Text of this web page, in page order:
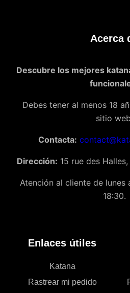
Acerca
Descubre los mejores
Debes tener al menos 18
sitio
Contacta:
Dirección: 15 rue des
Atención al cliente de lunes
18:30.
Enlaces útiles
Katana
Rastrear mi pedido